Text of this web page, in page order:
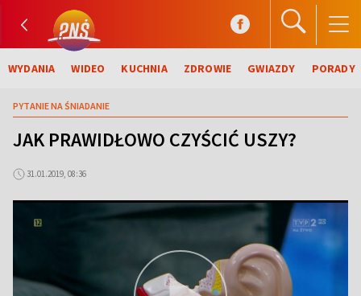
WYDANIA WIDEO KUCHNIA ZDROWIE GWIAZDY PORADY
PYTANIE NA ŚNIADANIE
JAK PRAWIDŁOWO CZYŚCIĆ USZY?
31.01.2019, 08:36